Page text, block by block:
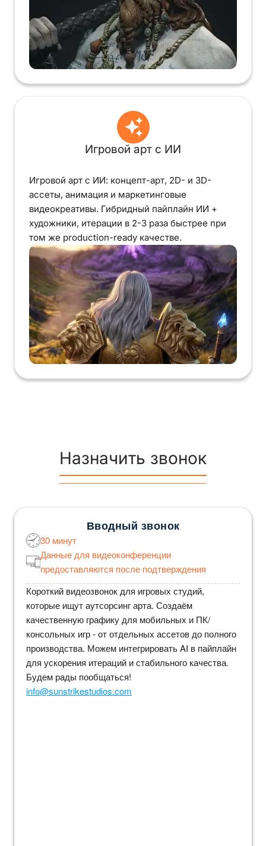
Игровой арт с ИИ
Игровой арт с ИИ: концепт-арт, 2D- и 3D-
ассеты, анимация и маркетинговые
видеокреативы. Гибридный пайплайн ИИ +
художники, итерации в 2-3 раза быстрее при
том же production-ready качестве.
Назначить звонок
Вводный звонок
30 минут
Данные для видеоконференции
предоставляются после подтверждения
Короткий видеозвонок для игровых студий,
которые ищут аутсорсинг арта. Создаём
качественную графику для мобильных и ПК/
консольных игр - от отдельных ассетов до полного
производства. Можем интегрировать AI в пайплайн
для ускорения итераций и стабильного качества.
Будем рады пообщаться!
info@sunstrikestudios.com